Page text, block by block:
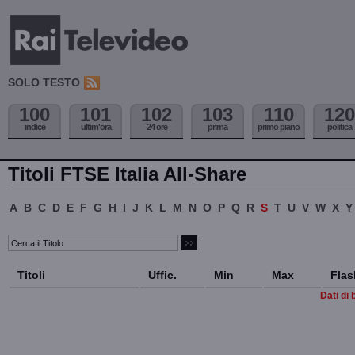
SOLO TESTO
100
indice
101
ultim'ora
102
24 ore
103
prima
110
primo piano
120
politica
Titoli FTSE Italia All-Share
A B C D E F G H I J K L M N O P Q R S T U V W X Y
Titoli Uffic. Min Max
Dati di